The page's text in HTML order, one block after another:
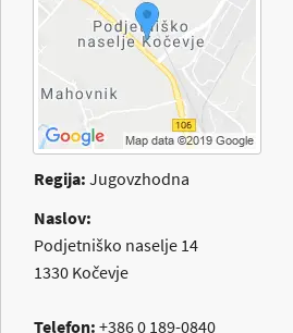
PRIJAVI SE
Regija: Jugovzhodna
Naslov:
Podjetniško naselje 14
1330 Kočevje
Telefon: +386 0 189-0840